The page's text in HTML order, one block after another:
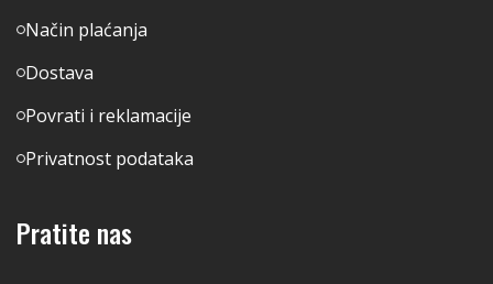
Način plaćanja
Dostava
Povrati i reklamacije
Privatnost podataka
Pratite nas